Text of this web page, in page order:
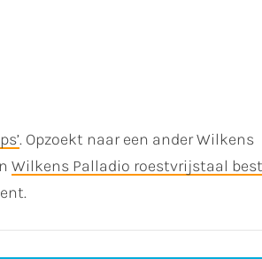
. Opzoekt naar een ander Wilkens
Wilkens Palladio roestvrijstaal